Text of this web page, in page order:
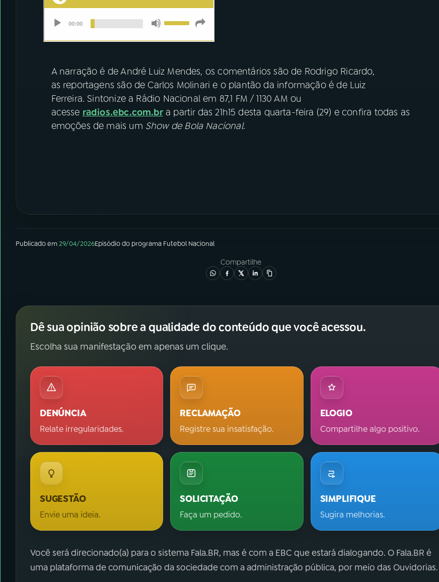
A narração é de André Luiz Mendes, os comentários são de Rodrigo Ricardo,
as reportagens são de Carlos Molinari e o plantão da informação é de Luiz
Ferreira. Sintonize a Rádio Nacional em 87,1 FM / 1130 AM ou
acesse radios.ebc.com.bra partir das 21h15 desta quarta-feira (29) e confira todas as
emoções de mais um Show de Bola Nacional.
Publicado em29/04/2026Episódiodo programa Futebol Nacional
Compartilhe
Dê sua opinião sobre a qualidade do conteúdo que você acessou.
Escolha sua manifestação em apenas um clique.
DENÚNCIA
Relate irregularidades.
RECLAMAÇÃO
Registre sua insatisfação.
ELOGIO
Compartilhe algo positivo.
SUGESTÃO
Envie uma ideia.
SOLICITAÇÃO
Faça um pedido.
SIMPLIFIQUE
Sugira melhorias.
Você será direcionado(a) para o sistema Fala.BR, mas é com a EBC que estará dialogando. O Fala.BR é
uma plataforma de comunicação da sociedade com a administração pública, por meio das Ouvidorias.